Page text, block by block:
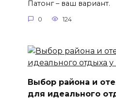
Патонг – ваш вариант.
0 124
Выбор района и
для идеального